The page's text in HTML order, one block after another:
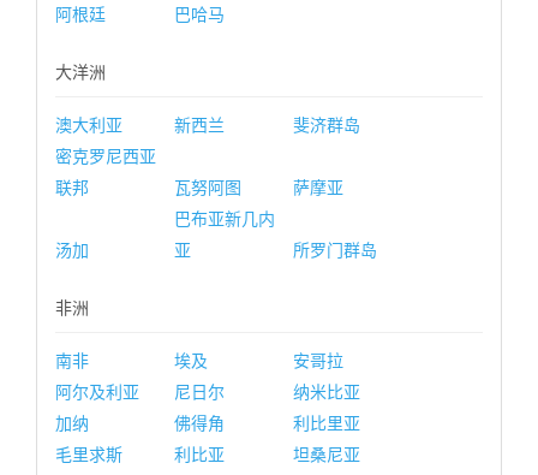
阿根廷
巴哈马
大洋洲
澳大利亚 新西兰
斐济群岛
密克罗尼西亚
联邦
瓦努阿图 萨摩亚
汤加
巴布亚新几内
亚
所罗门群岛
非洲
南非 埃及
安哥拉
阿尔及利亚
尼日尔
纳米比亚
加纳
佛得角
利比里亚
毛里求斯
利比亚
坦桑尼亚